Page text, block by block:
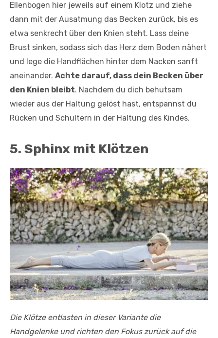
Ellenbogen hier jeweils auf einem Klotz und ziehe
dann mit der Ausatmung das Becken zurück, bis es
etwa senkrecht über den Knien steht. Lass deine
Brust sinken, sodass sich das Herz dem Boden nähert
und lege die Handflächen hinter dem Nacken sanft
aneinander. Achte darauf, dass dein Becken über
den Knien bleibt. Nachdem du dich behutsam
wieder aus der Haltung gelöst hast, entspannst du
Rücken und Schultern in der Haltung des Kindes.
5. Sphinx mit Klötzen
Die Klötze entlasten in dieser Variante die
Handgelenke und richten den Fokus zurück auf die